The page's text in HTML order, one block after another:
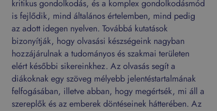
kritikus gondolkodás, és a komplex gondolkodásmód
is fejlődik, mind általános értelemben, mind pedig
az adott idegen nyelven. Továbbá kutatások
bizonyítják, hogy olvasási készségeink nagyban
hozzájárulnak a tudományos és szakmai területen
elért későbbi sikereinkhez. Az olvasás segít a
diákoknak egy szöveg mélyebb jelentéstartalmának
felfogásában, illetve abban, hogy megértsék, mi áll a
szereplők és az emberek döntéseinek hátterében. Az